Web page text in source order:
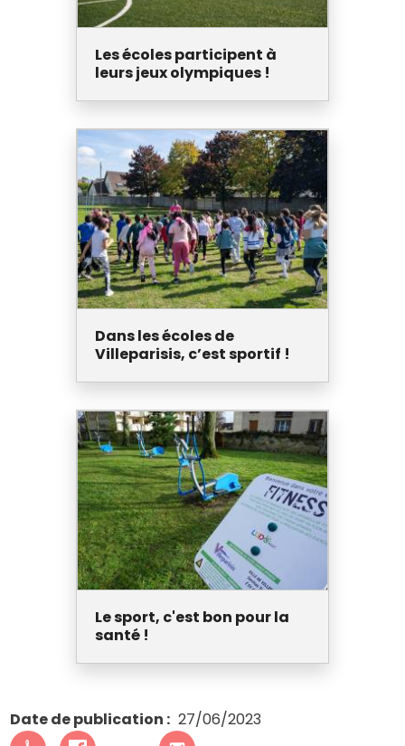
Les écoles participent à
leurs jeux olympiques !
Dans les écoles de
Villeparisis, c’est sportif !
Le sport, c'est bon pour la
santé !
Date de publication 27/06/2023